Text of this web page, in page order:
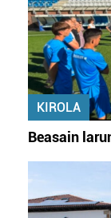
KIROLA
Beasain